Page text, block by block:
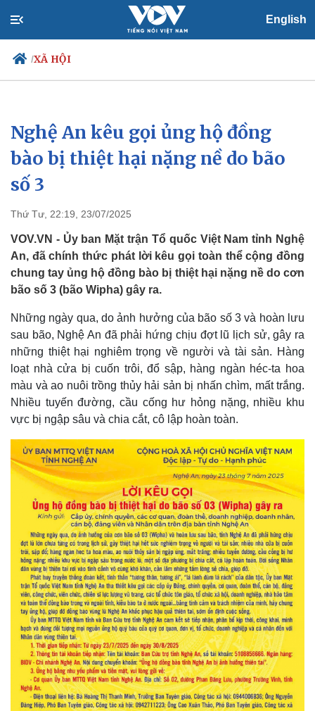
English
/XÃ HỘI
Chính trị
Đảng
Tổ chức nhân sự
Quốc hội
Xã hội
Tin 24h
Dự báo thời tiết
Nghệ An kêu gọi ủng hộ đồng
bào bị thiệt hại nặng nề do bão
số 3
Thứ Tư, 22:19, 23/07/2025
VOV.VN - Ủy ban Mặt trận Tổ quốc Việt Nam tỉnh Nghệ
An, đã chính thức phát lời kêu gọi toàn thể cộng đồng
chung tay ủng hộ đồng bào bị thiệt hại nặng nề do cơn
bão số 3 (bão Wipha) gây ra.
Những ngày qua, do ảnh hưởng của bão số 3 và hoàn lưu
sau bão, Nghệ An đã phải hứng chịu đợt lũ lịch sử, gây ra
những thiệt hại nghiêm trọng về người và tài sản. Hàng
loạt nhà cửa bị cuốn trôi, đổ sập, hàng ngàn héc-ta hoa
màu và ao nuôi trồng thủy hải sản bị nhấn chìm, mất trắng.
Nhiều tuyến đường, cầu cống hư hỏng nặng, nhiều khu
vực bị ngập sâu và chia cắt, cô lập hoàn toàn.